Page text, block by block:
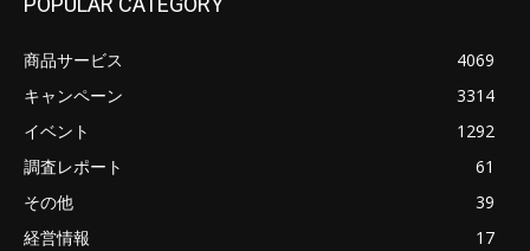
商品サービス
4069
キャンペーン
3314
イベント
1292
調査レポート
61
その他
39
経営情報
17